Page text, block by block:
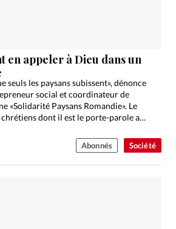
Actualité chrétienne
Chronique
Culture
Génération réveil
Monde
Société
en appeler à Dieu dans un
seuls les paysans subissent», dénonce
social et coordinateur de
«Solidarité Paysans Romandie». Le
dont il est le porte-parole a
Abonnés